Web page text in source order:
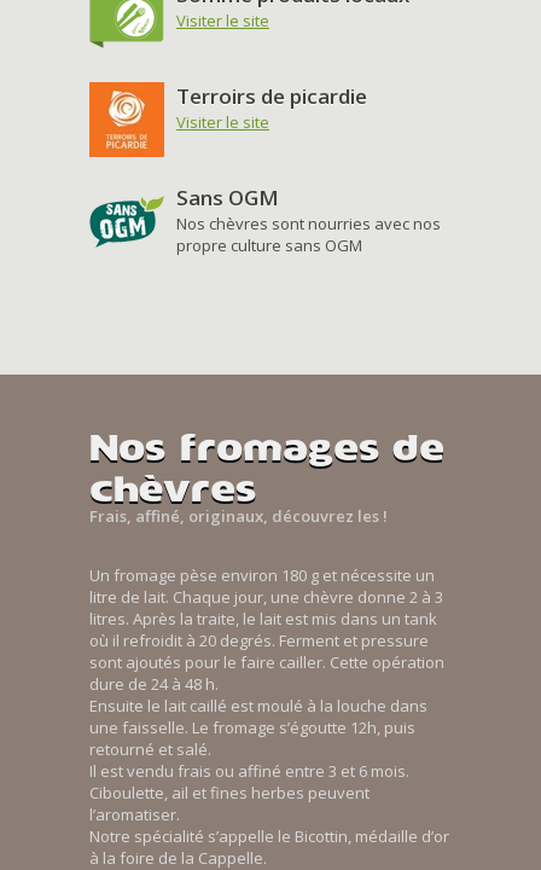
Visiter le site
Terroirs de picardie
Visiter le site
Sans OGM
Nos chèvres sont nourries avec nos
propre culture sans OGM
Nos fromages de
chèvres
Frais, affiné, originaux, découvrez les !
Un fromage pèse environ 180 g et nécessite un
litre de lait. Chaque jour, une chèvre donne 2 à 3
litres. Après la traite, le lait est mis dans un tank
où il refroidit à 20 degrés. Ferment et pressure
sont ajoutés pour le faire cailler. Cette opération
dure de 24 à 48 h.
Ensuite le lait caillé est moulé à la louche dans
une faisselle. Le fromage s’égoutte 12h, puis
retourné et salé.
Il est vendu frais ou affiné entre 3 et 6 mois.
Ciboulette, ail et fines herbes peuvent
l’aromatiser.
Notre spécialité s’appelle le Bicottin, médaille d’or
à la foire de la Cappelle.